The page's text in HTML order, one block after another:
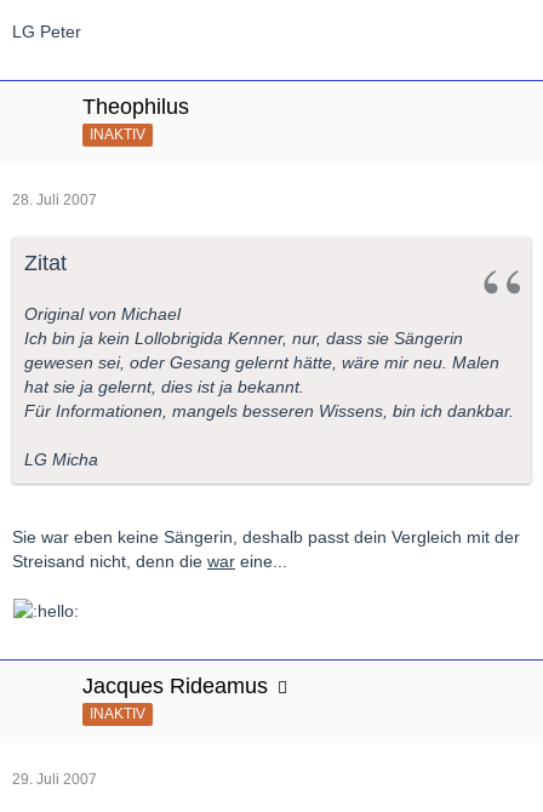
LG Peter
Theophilus
INAKTIV
28. Juli 2007
Zitat
Original von Michael
Ich bin ja kein Lollobrigida Kenner, nur, dass sie Sängerin
gewesen sei, oder Gesang gelernt hätte, wäre mir neu. Malen
hat sie ja gelernt, dies ist ja bekannt.
Für Informationen, mangels besseren Wissens, bin ich dankbar.
LG Micha
Sie war eben keine Sängerin, deshalb passt dein Vergleich mit der
Streisand nicht, denn die war eine...
Jacques Rideamus
INAKTIV
29. Juli 2007